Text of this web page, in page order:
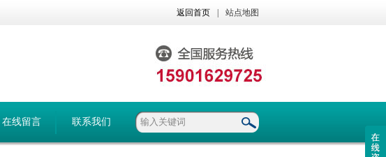
返回首页 站点地图
在线留言 联系我们